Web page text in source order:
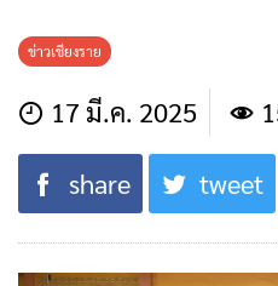
ข่าวเชียงราย
17 มี.ค. 2025
share tweet